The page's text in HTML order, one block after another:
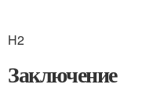
H2
Заключение